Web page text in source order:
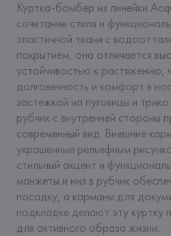
Куртка-бомбер из линейки
сочетание стиля и
эластичной ткани с
покрытием, она отличается
устойчивостью к растяжению,
долговечность и комфорт в
застежкой на пуговицы и
рубчик с внутренней стороны
современный вид. Внешние
украшенные рельефным
стильный акцент и
манжеты и низ в рубчик
посадку, а карманы для
подкладке делают эту куртку
для активного образа жизни.